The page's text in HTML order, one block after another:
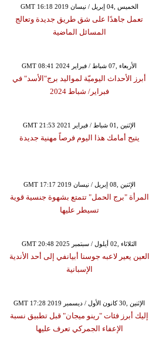
GMT 16:18 2019 الخميس ,04 إبريل / نيسان
تعمل جاهدًا على شق طريق جديدة وتعالج
المسائل الماضية
GMT 08:41 2024 الأربعاء ,07 شباط / فبراير
أبرز الأحداث اليوميّة لمواليد برج"الأسد" في
فبراير/ شباط 2024
GMT 21:53 2021 الإثنين ,01 شباط / فبراير
يتيح أمامك هذا اليوم فرصاً مهنية جديدة
GMT 17:17 2019 الإثنين ,08 إبريل / نيسان
المرأة "برج الحمل" تتمتع بشهوة جنسية قوية
تسيطر عليها
GMT 20:48 2025 الثلاثاء ,02 أيلول / سبتمبر
العين يعير لاعبه جوسنا أبيانفي إلى أحد الأندية
الإسبانية
GMT 17:28 2019 الإثنين ,30 كانون الأول / ديسمبر
إليك أبرز فئات "رينو ميجان" قبل تطبيق نسبة
الإعفاء الجمركي تعرف عليها